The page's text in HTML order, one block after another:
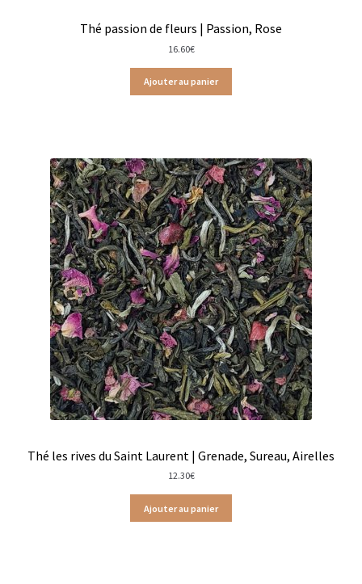
Types de cafés
Cafés corsés en vracs
Cafés demi-doux
Cafés demi-doux en capsules
Cafés demi-doux en vrac
Cafés doux
Cafés doux en vrac
Décaféinés
Thé passion de fleurs | Passion, Rose
16.60€
Ajouter au panier
Thé les rives du Saint Laurent | Grenade, Sureau, Airelles
12.30€
Ajouter au panier